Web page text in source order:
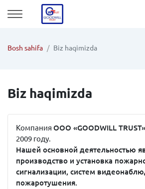
Bosh sahifa Biz haqimizda
Biz haqimizda
Компания ООО «GOODWILL TRUST»
2009 году.
Нашей основной деятельностью
производство и установка
сигнализации, систем
пожаротушения.